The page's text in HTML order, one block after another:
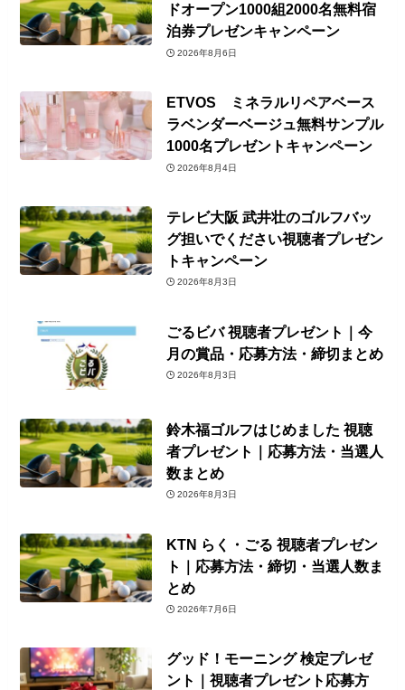
ドオープン1000組2000名無料宿
泊券プレゼンキャンペーン
2026年8月6日
ETVOS ミネラルリペアベース
ラベンダーベージュ無料サンプル
1000名プレゼントキャンペーン
2026年8月4日
テレビ大阪 武井壮のゴルフバッ
グ担いでください視聴者プレゼン
トキャンペーン
2026年8月3日
ごるビバ 視聴者プレゼント｜今
月の賞品・応募方法・締切まとめ
2026年8月3日
鈴木福ゴルフはじめました 視聴
者プレゼント｜応募方法・当選人
数まとめ
2026年8月3日
KTN らく・ごる 視聴者プレゼン
ト｜応募方法・締切・当選人数ま
とめ
2026年7月6日
グッド！モーニング 検定プレゼ
ント｜視聴者プレゼント応募方